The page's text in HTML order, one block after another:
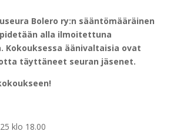
Bolero ry:n sääntömääräinen
alla ilmoitettuna
Kokouksessa äänivaltaisia ovat
täyttäneet seuran jäsenet.
klo 18.00